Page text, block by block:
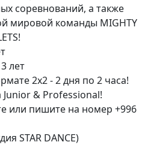
соревнований, а также
мировой команды MIGHTY
лет
2х2 - 2 дня по 2 часа!
Junior & Professional!
или пишите на номер +996
STAR DANCE)